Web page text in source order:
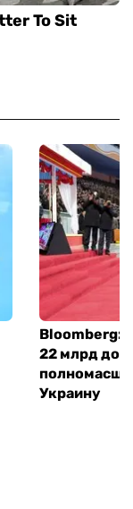
Bloomberg:
22 млрд
Украину